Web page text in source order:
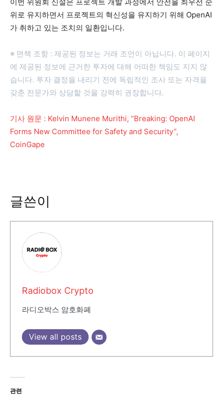
위로 유지하면서 프로젝트의 혁신성을 유지하기 위해 OpenAI
가 취하고 있는 조치의 일환입니다.
※ 면책 조항 : 제공된 정보는 거래 조언이 아닙니다. 이 페이지
에 제공된 정보에 근거한 투자에 대해 어떠한 책임도 지지 않
습니다. 투자 결정을 내리기 전에 독립적인 조사 또는 자격을
갖춘 전문가와 상담할 것을 강력히 권장합니다.
​기사 원문 : Kelvin Munene Murithi, “Breaking: OpenAI
Forms New Committee for Safety and Security”,
CoinGape
글쓴이
Radiobox Crypto
라디오박스 암호화폐
View all posts
관련